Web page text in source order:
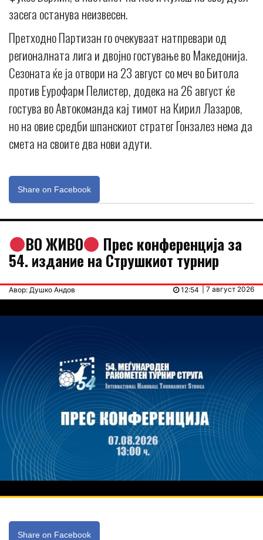
засега останува неизвесен.
Претходно Партизан го очекуваат натпревари од
регионалната лига и двојно гостување во Македонија.
Сезоната ќе ја отвори на 23 август со меч во Битола
против Еурофарм Пелистер, додека на 26 август ќе
гостува во Автокоманда кај тимот на Кирил Лазаров,
но на овие средби шпанскиот стратег Гонзалез нема да
смета на своите два нови адути.
Share on Facebook
ВО ЖИВО Прес конференција за
54. издание на Струшкиот турнир
Авор: Душко Андов | 7 август 2026
12:54
Share on Facebook